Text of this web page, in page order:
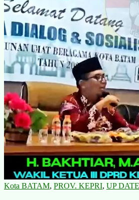
Kota BATAM, PROV. KEPRI, UP DATE